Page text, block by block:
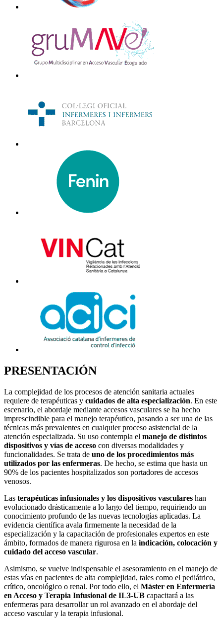
PRESENTACIÓN
La complejidad de los procesos de atención sanitaria actuales
requiere de terapéuticas y cuidados de alta especialización. En este
escenario, el abordaje mediante accesos vasculares se ha hecho
imprescindible para el manejo terapéutico, pasando a ser una de las
técnicas más prevalentes en cualquier proceso asistencial de la
atención especializada. Su uso contempla el manejo de distintos
dispositivos y vías de acceso con diversas modalidades y
funcionalidades. Se trata de uno de los procedimientos más
utilizados por las enfermeras. De hecho, se estima que hasta un
90% de los pacientes hospitalizados son portadores de accesos
venosos.
Las terapéuticas infusionales y los dispositivos vasculares han
evolucionado drásticamente a lo largo del tiempo, requiriendo un
conocimiento profundo de las nuevas tecnologías aplicadas. La
evidencia científica avala firmemente la necesidad de la
especialización y la capacitación de profesionales expertos en este
ámbito, formados de manera rigurosa en la indicación, colocación y
cuidado del acceso vascular.
Asimismo, se vuelve indispensable el asesoramiento en el manejo de
estas vías en pacientes de alta complejidad, tales como el pediátrico,
crítico, oncológico o renal. Por todo ello, el Máster en Enfermería
en Acceso y Terapia Infusional de IL3-UB capacitará a las
enfermeras para desarrollar un rol avanzado en el abordaje del
acceso vascular y la terapia infusional.